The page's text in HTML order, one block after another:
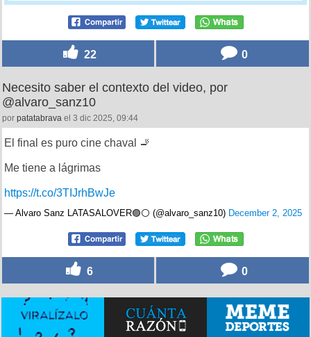
22 0
Necesito saber el contexto del video, por
@alvaro_sanz10
por patatabrava el 3 dic 2025, 09:44
El final es puro cine chaval 🚬
Me tiene a lágrimas
https://t.co/3TIJrhBwJe
— Alvaro Sanz LATASALOVER🟣⚪️ (@alvaro_sanz10) December 2, 2025
6 0